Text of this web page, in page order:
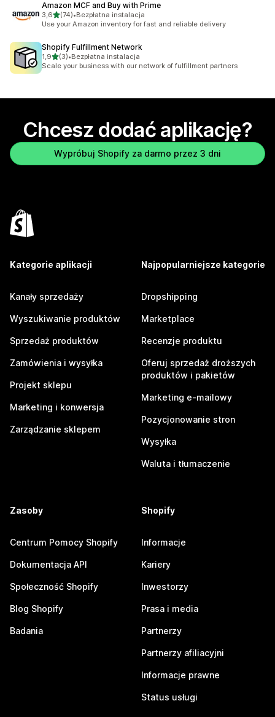
Amazon MCF and Buy with Prime
3,6na 5 gwiazdek
(74)
Łączna liczba recenzji: 74
•Bezpłatna instalacja
Use your Amazon inventory for fast and reliable delivery
Shopify Fulfillment Network
1,9na 5 gwiazdek
(3)
Łączna liczba recenzji: 3
•Bezpłatna instalacja
Scale your business with our network of fulfillment partners
Chcesz dodać aplikację?
Wypróbuj Shopify za darmo przez 3 dni
Kategorie aplikacji
Kanały sprzedaży
Wyszukiwanie produktów
Sprzedaż produktów
Zamówienia i wysyłka
Projekt sklepu
Marketing i konwersja
Zarządzanie sklepem
Najpopularniejsze kategorie
Dropshipping
Marketplace
Recenzje produktu
Oferuj sprzedaż droższych
produktów i pakietów
Marketing e-mailowy
Pozycjonowanie stron
Wysyłka
Waluta i tłumaczenie
Zasoby
Centrum Pomocy Shopify
Dokumentacja API
Społeczność Shopify
Blog Shopify
Badania
Shopify
Informacje
Kariery
Inwestorzy
Prasa i media
Partnerzy
Partnerzy afiliacyjni
Informacje prawne
Status usługi